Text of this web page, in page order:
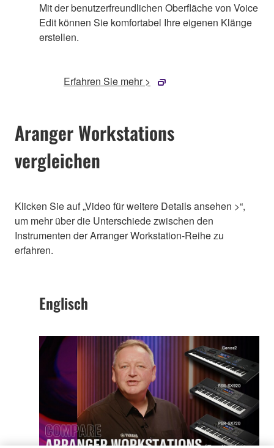
Mit der benutzerfreundlichen Oberfläche von Voice
Edit können Sie komfortabel Ihre eigenen Klänge
erstellen.
Erfahren Sie mehr >
Aranger Workstations
vergleichen
Klicken Sie auf „Video für weitere Details ansehen >“,
um mehr über die Unterschiede zwischen den
Instrumenten der Arranger Workstation-Reihe zu
erfahren.
Englisch